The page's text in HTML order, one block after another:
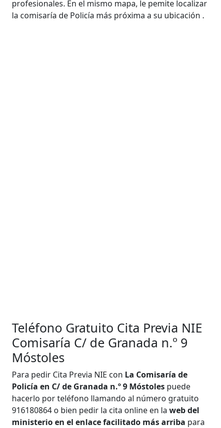
profesionales. En el mismo mapa, le pemite localizar
la comisaría de Policía más próxima a su ubicación .
Teléfono Gratuito Cita Previa NIE
Comisaría C/ de Granada n.º 9
Móstoles
Para pedir Cita Previa NIE con La Comisaría de
Policía en C/ de Granada n.º 9 Móstoles puede
hacerlo por teléfono llamando al número gratuito
916180864 o bien pedir la cita online en la web del
ministerio en el enlace facilitado más arriba para